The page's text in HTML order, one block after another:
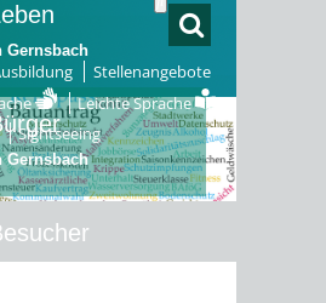
Stellenangebote
Leichte Sprache
Sightseeing
Gernsbach
Gernsbach